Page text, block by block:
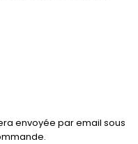
envoyée par email sous